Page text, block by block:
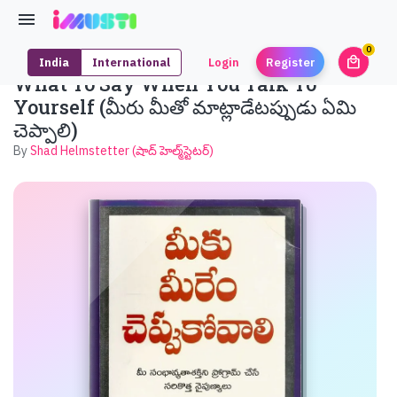
India International Login Register local_mall
0
What To Say When You Talk To
Yourself (మీరు మీతో మాట్లాడేటప్పుడు ఏమి
చెప్పాలి)
ByShad Helmstetter (షాద్ హెల్మ్‌స్టెటర్)